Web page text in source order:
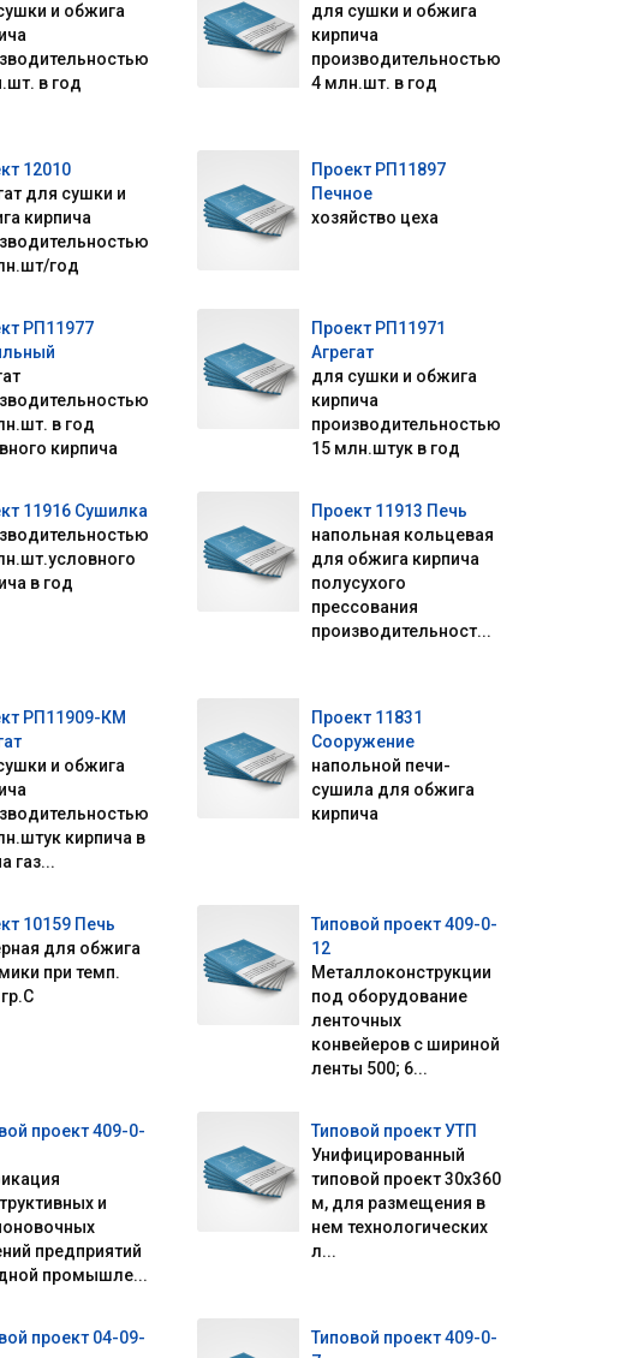
и обжига
в год
для сушки и обжига
кирпича
производительностью
4 млн.шт. в год
12010
для сушки и
кирпича
год
Проект РП11897
Печное
хозяйство цеха
РП11977
в год
кирпича
Проект РП11971
Агрегат
для сушки и обжига
кирпича
производительностью
15 млн.штук в год
11916 Сушилка
в год
Проект 11913 Печь
напольная кольцевая
для обжига кирпича
полусухого
прессования
производительност...
РП11909-КМ
и обжига
кирпича в
газ...
Проект 11831
Сооружение
напольной печи-
сушила для обжига
кирпича
10159 Печь
для обжига
при темп.
Типовой проект 409-0-
12
Металлоконструкции
под оборудование
ленточных
конвейеров с шириной
ленты 500; 6...
проект 409-0-
и
предприятий
промышле...
Типовой проект УТП
Унифицированный
типовой проект 30х360
м, для размещения в
нем технологических
л...
проект 04-09-
Типовой проект 409-0-